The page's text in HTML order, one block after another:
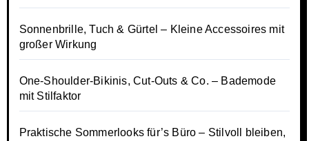
Sonnenbrille, Tuch & Gürtel – Kleine Accessoires mit
großer Wirkung
One-Shoulder-Bikinis, Cut-Outs & Co. – Bademode
mit Stilfaktor
Praktische Sommerlooks für’s Büro – Stilvoll bleiben,